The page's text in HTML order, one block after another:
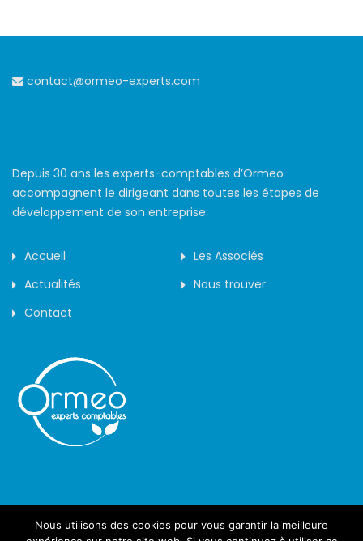
contact@ormeo-experts.com
Depuis 30 ans les experts-comptables d’Ormeo
accompagnent le dirigeant dans toutes les étapes de
développement de son entreprise.
Accueil
Les Associés
Actualités
Nous trouver
Contact
Nous utilisons des cookies pour vous garantir la meilleure